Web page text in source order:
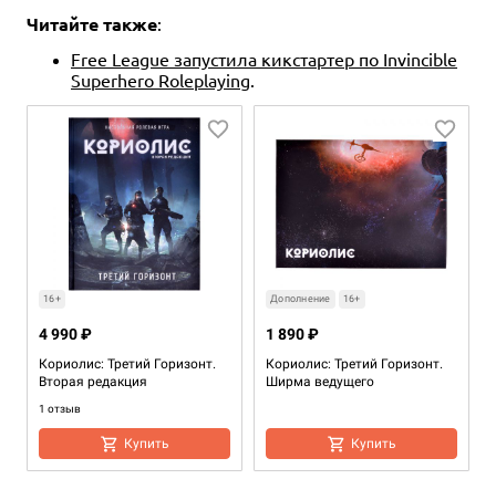
Читайте также:
Free League запустила кикстартер по Invincible
Superhero Roleplaying
16+
Кориолис: Третий Горизонт.
Вторая редакция
1 отзыв
4 990 ₽
Купить
Дополнение 16+
Кориолис: Третий Горизонт.
Ширма ведущего
1 890 ₽
Купить